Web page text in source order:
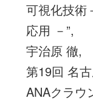
可視化技術
応用 －”,
宇治原 徹,
第19回 名
ANAクラウ